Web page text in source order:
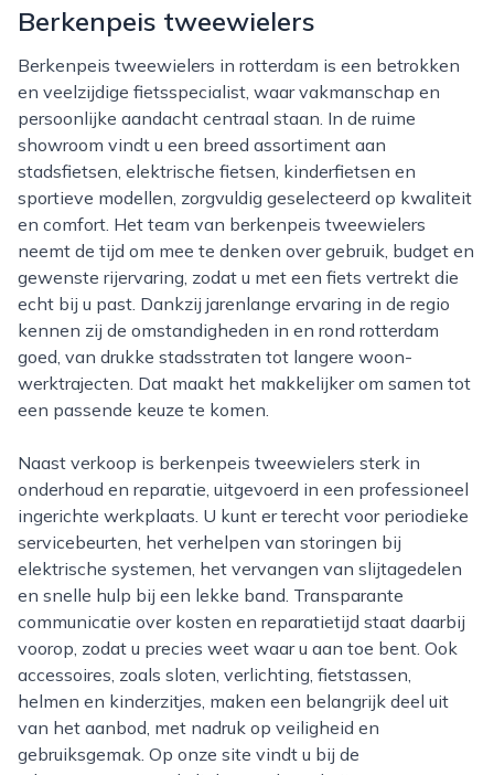
Berkenpeis tweewielers
Berkenpeis tweewielers in rotterdam is een betrokken
en veelzijdige fietsspecialist, waar vakmanschap en
persoonlijke aandacht centraal staan. In de ruime
showroom vindt u een breed assortiment aan
stadsfietsen, elektrische fietsen, kinderfietsen en
sportieve modellen, zorgvuldig geselecteerd op kwaliteit
en comfort. Het team van berkenpeis tweewielers
neemt de tijd om mee te denken over gebruik, budget en
gewenste rijervaring, zodat u met een fiets vertrekt die
echt bij u past. Dankzij jarenlange ervaring in de regio
kennen zij de omstandigheden in en rond rotterdam
goed, van drukke stadsstraten tot langere woon-
werktrajecten. Dat maakt het makkelijker om samen tot
een passende keuze te komen.
Naast verkoop is berkenpeis tweewielers sterk in
onderhoud en reparatie, uitgevoerd in een professioneel
ingerichte werkplaats. U kunt er terecht voor periodieke
servicebeurten, het verhelpen van storingen bij
elektrische systemen, het vervangen van slijtagedelen
en snelle hulp bij een lekke band. Transparante
communicatie over kosten en reparatietijd staat daarbij
voorop, zodat u precies weet waar u aan toe bent. Ook
accessoires, zoals sloten, verlichting, fietstassen,
helmen en kinderzitjes, maken een belangrijk deel uit
van het aanbod, met nadruk op veiligheid en
gebruiksgemak. Op onze site vindt u bij de